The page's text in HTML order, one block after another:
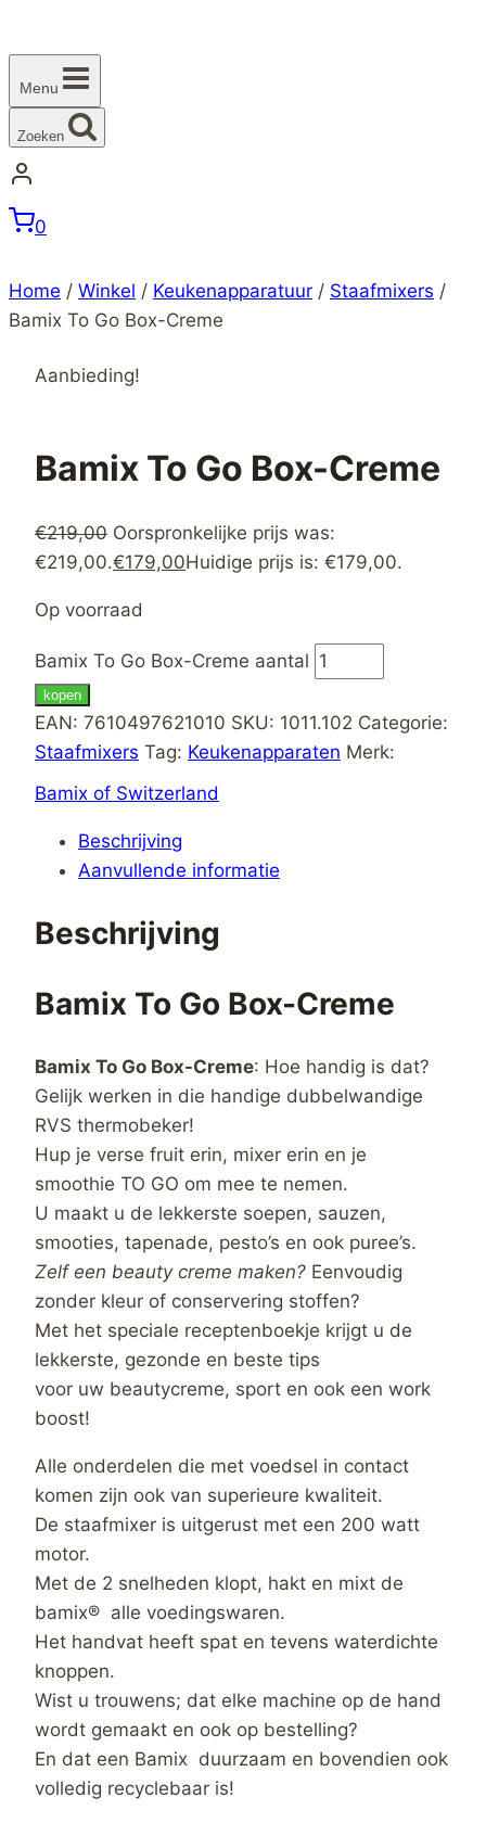
Menu
Zoeken
0
Home / Winkel / Keukenapparatuur / Staafmixers /
Bamix To Go Box-Creme
Aanbieding!
Bamix To Go Box-Creme
€219,00 Oorspronkelijke prijs was:
€219,00.€179,00Huidige prijs is: €179,00.
Op voorraad
Bamix To Go Box-Creme aantal
kopen
EAN: 7610497621010 SKU: 1011.102 Categorie:
Staafmixers Tag: Keukenapparaten Merk:
Bamix of Switzerland
Beschrijving
Aanvullende informatie
Beschrijving
Bamix To Go Box-Creme
Bamix To Go Box-Creme: Hoe handig is dat?
Gelijk werken in die handige dubbelwandige
RVS thermobeker!
Hup je verse fruit erin, mixer erin en je
smoothie TO GO om mee te nemen.
U maakt u de lekkerste soepen, sauzen,
smooties, tapenade, pesto’s en ook puree’s.
Zelf een beauty creme maken? Eenvoudig
zonder kleur of conservering stoffen?
Met het speciale receptenboekje krijgt u de
lekkerste, gezonde en beste tips
voor uw beautycreme, sport en ook een work
boost!
Alle onderdelen die met voedsel in contact
komen zijn ook van superieure kwaliteit.
De staafmixer is uitgerust met een 200 watt
motor.
Met de 2 snelheden klopt, hakt en mixt de
bamix® alle voedingswaren.
Het handvat heeft spat en tevens waterdichte
knoppen.
Wist u trouwens; dat elke machine op de hand
wordt gemaakt en ook op bestelling?
En dat een Bamix duurzaam en bovendien ook
volledig recyclebaar is!